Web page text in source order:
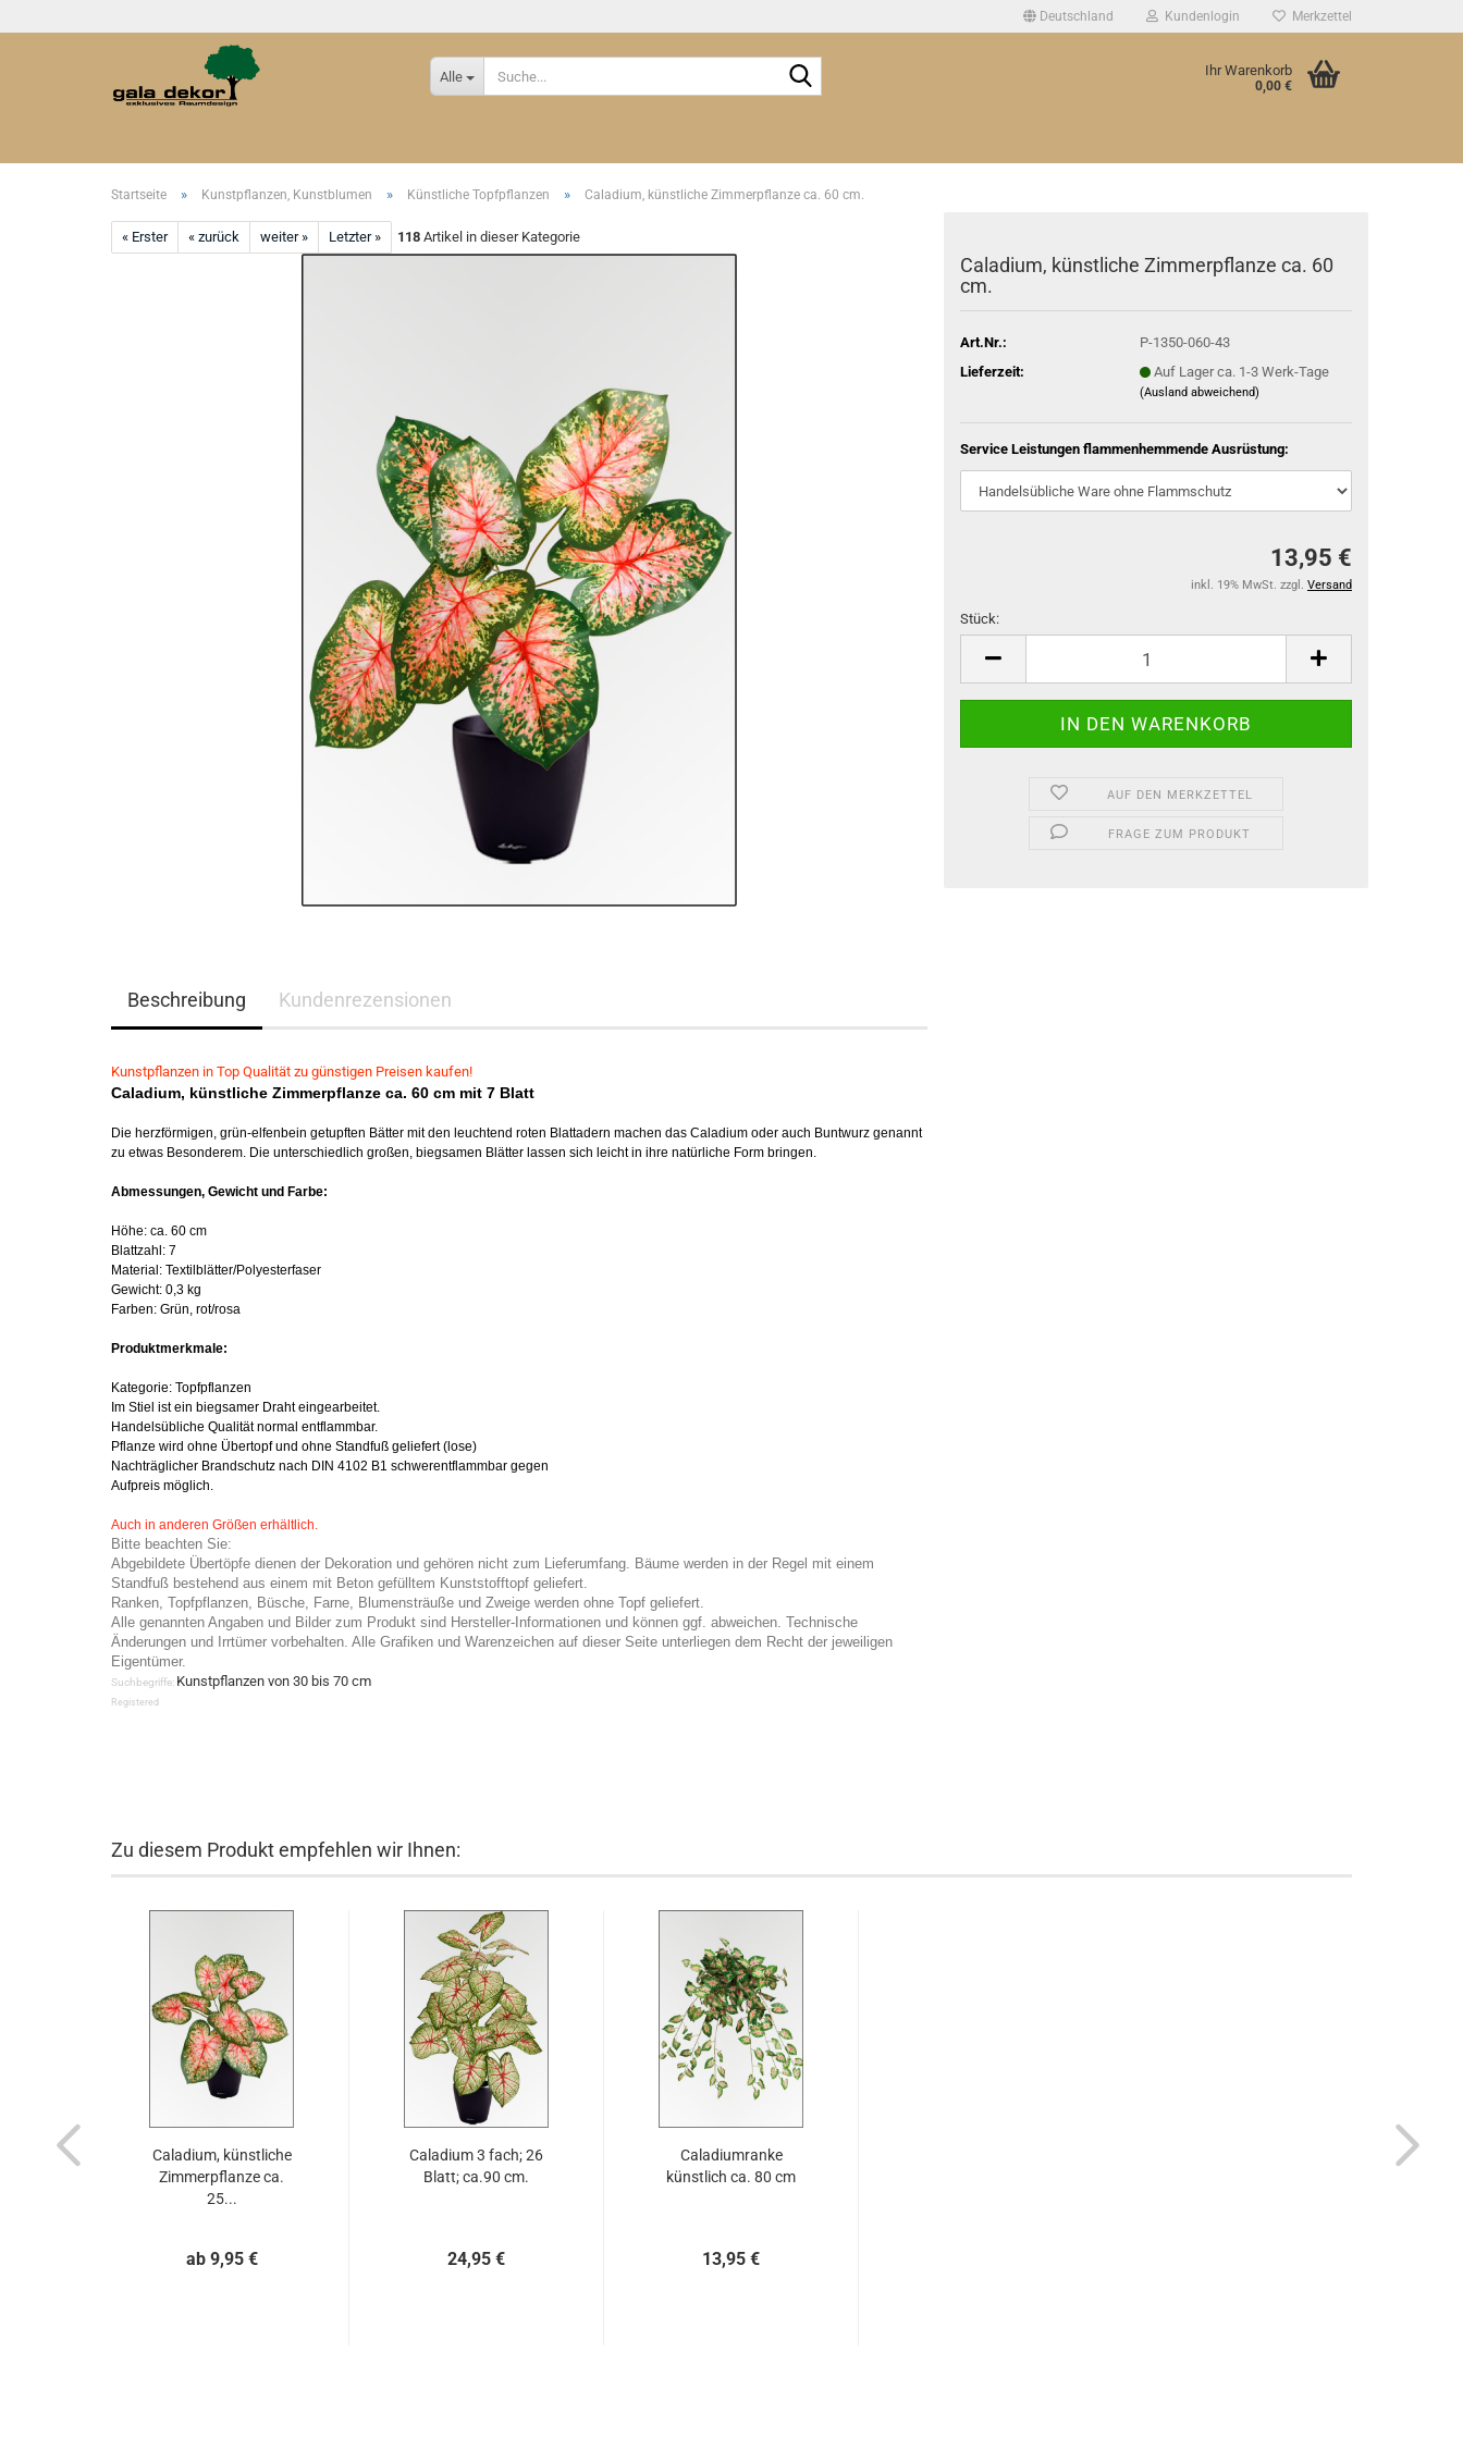
Deutschland Kundenlogin Merkzettel
Alle Ihr Warenkorb
0,00 €
Startseite » Kunstpflanzen, Kunstblumen » Künstliche Topfpflanzen » Caladium, künstliche Zimmerpflanze ca. 60 cm.
« Erster « zurück weiter » Letzter » 118 Artikel in dieser Kategorie
Caladium, künstliche Zimmerpflanze ca. 60
cm.
Art.Nr.:
P-1350-060-43
Lieferzeit:
Auf Lager ca. 1-3 Werk-Tage
(Ausland abweichend)
Service Leistungen flammenhemmende Ausrüstung:
13,95 €
inkl. 19% MwSt. zzgl. Versand
Stück:
Stück
AUF DEN MERKZETTEL
FRAGE ZUM PRODUKT
Beschreibung Kundenrezensionen
Kunstpflanzen in Top Qualität zu günstigen Preisen kaufen!
Caladium, künstliche Zimmerpflanze ca. 60 cm mit 7 Blatt
Die herzförmigen, grün-elfenbein getupften Bätter mit den leuchtend roten Blattadern machen das Caladium oder auch Buntwurz genannt
zu etwas Besonderem. Die unterschiedlich großen, biegsamen Blätter lassen sich leicht in ihre natürliche Form bringen.
Abmessungen, Gewicht und Farbe:
Höhe: ca. 60 cm
Blattzahl: 7
Material: Textilblätter/Polyesterfaser
Gewicht: 0,3 kg
Farben: Grün, rot/rosa
Produktmerkmale:
Kategorie: Topfpflanzen
Im Stiel ist ein biegsamer Draht eingearbeitet.
Handelsübliche Qualität normal entflammbar.
Pflanze wird ohne Übertopf und ohne Standfuß geliefert (lose)
Nachträglicher Brandschutz nach DIN 4102 B1 schwerentflammbar gegen
Aufpreis möglich.
Auch in anderen Größen erhältlich.
Bitte beachten Sie:
Abgebildete Übertöpfe dienen der Dekoration und gehören nicht zum Lieferumfang. Bäume werden in der Regel mit einem
Standfuß bestehend aus einem mit Beton gefülltem Kunststofftopf geliefert.
Ranken, Topfpflanzen, Büsche, Farne, Blumensträuße und Zweige werden ohne Topf geliefert.
Alle genannten Angaben und Bilder zum Produkt sind Hersteller-Informationen und können ggf. abweichen. Technische
Änderungen und Irrtümer vorbehalten. Alle Grafiken und Warenzeichen auf dieser Seite unterliegen dem Recht der jeweiligen
Eigentümer.
Suchbegriffe: Kunstpflanzen von 30 bis 70 cm
Registered
Zu diesem Produkt empfehlen wir Ihnen:
Caladium, künstliche
Zimmerpflanze ca.
25...
ab 9,95 €
Caladium 3 fach; 26
Blatt; ca.90 cm.
24,95 €
Caladiumranke
künstlich ca. 80 cm
13,95 €